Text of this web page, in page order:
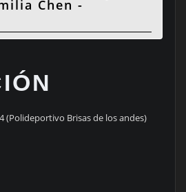
Chen -
(Polideportivo Brisas de los andes)